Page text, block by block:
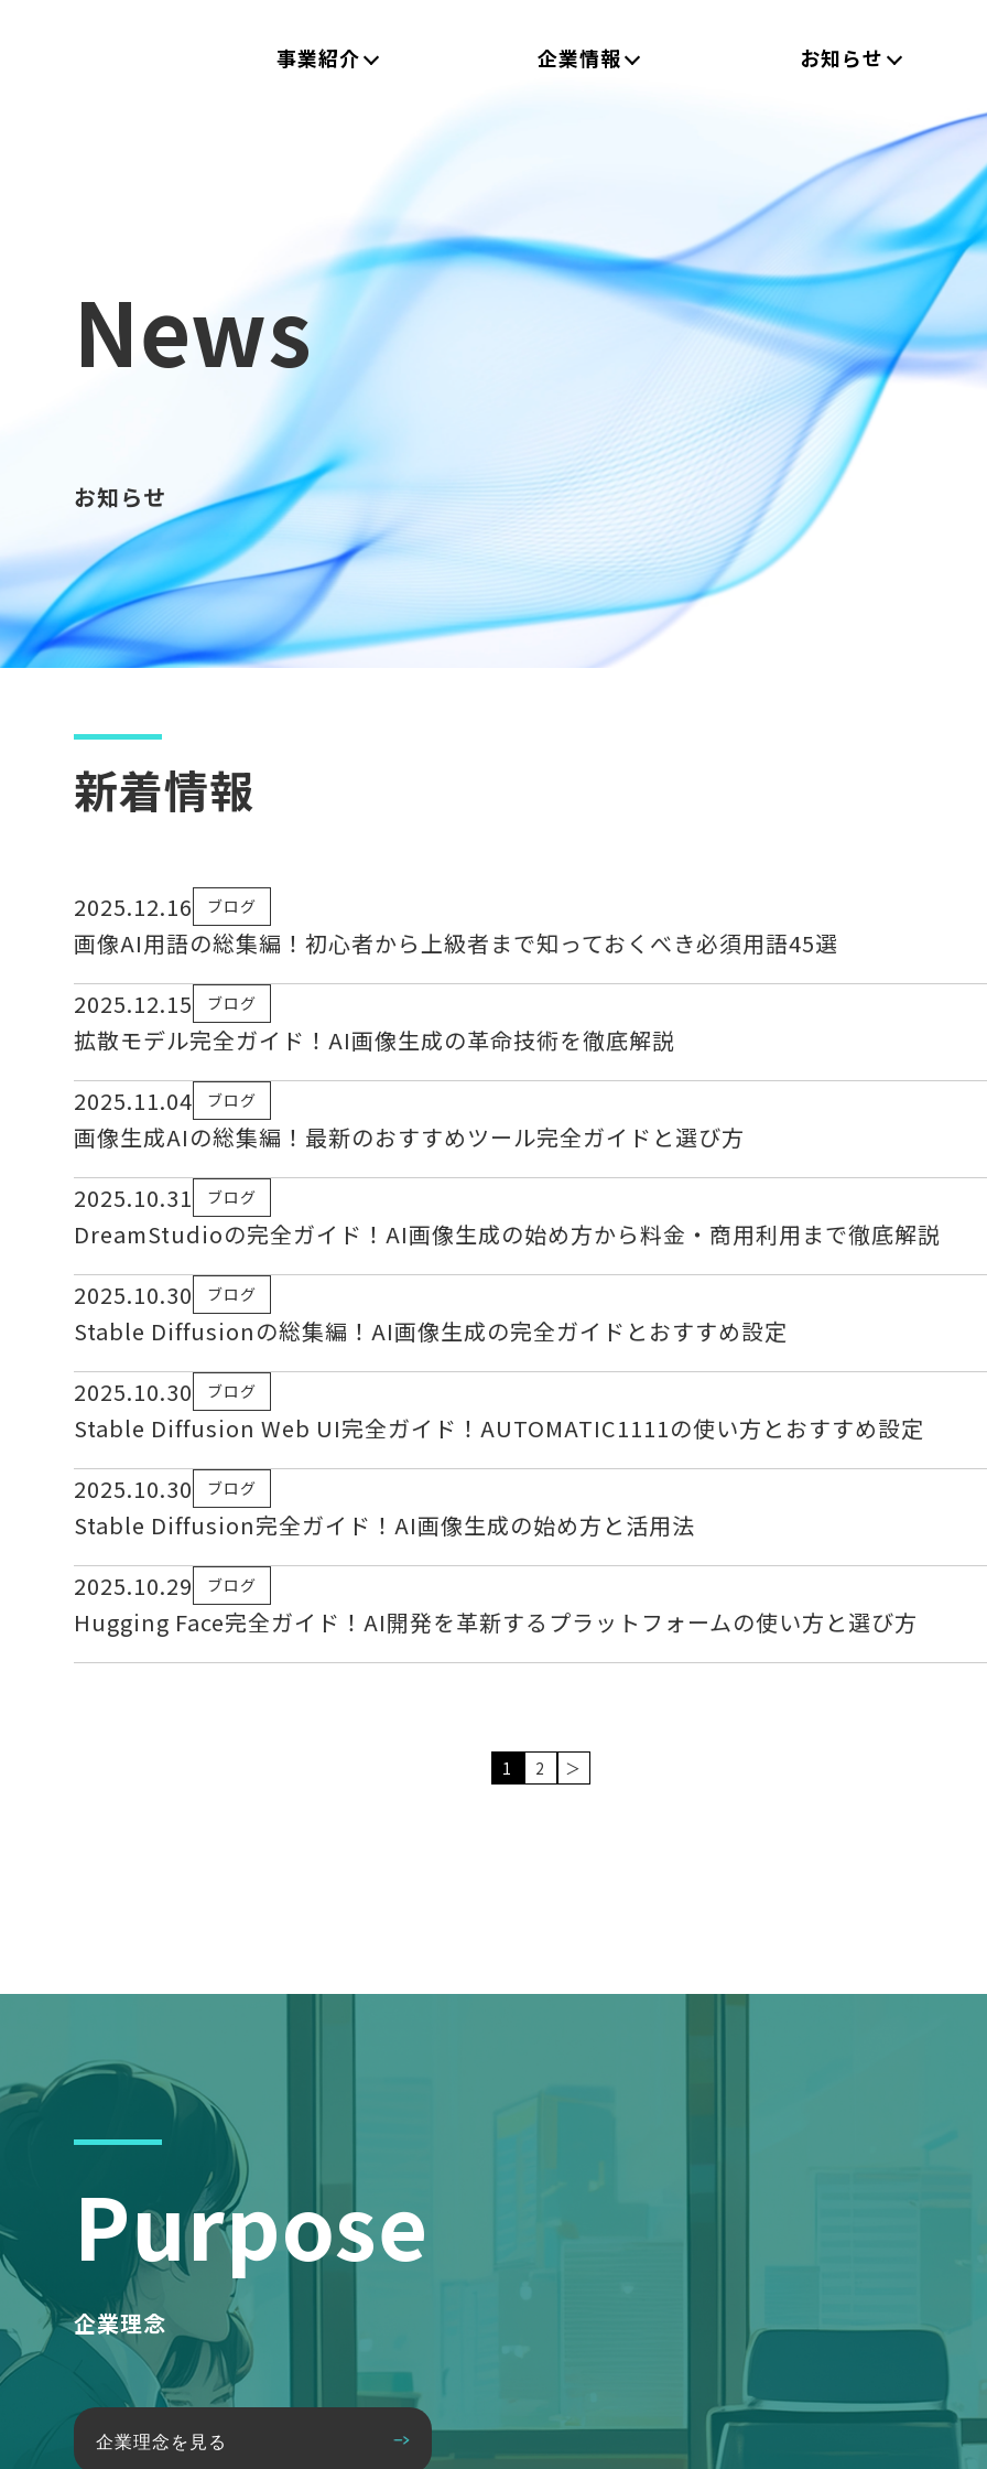
事業紹介 企業情報 お知らせ
News
お知らせ
新着情報
2025.12.16 ブログ
画像AI用語の総集編！初心者から上級者まで知っておくべき必須用語45選
2025.12.15
ブログ
拡散モデル完全ガイド！AI画像生成の革命技術を徹底解説
2025.11.04
ブログ
画像生成AIの総集編！最新のおすすめツール完全ガイドと選び方
2025.10.31
ブログ
DreamStudioの完全ガイド！AI画像生成の始め方から料金・商用利用まで徹底解説
2025.10.30
ブログ
Stable Diffusionの総集編！AI画像生成の完全ガイドとおすすめ設定
2025.10.30
ブログ
Stable Diffusion Web UI完全ガイド！AUTOMATIC1111の使い方とおすすめ設定
2025.10.30
ブログ
Stable Diffusion完全ガイド！AI画像生成の始め方と活用法
2025.10.29
ブログ
Hugging Face完全ガイド！AI開発を革新するプラットフォームの使い方と選び方
1 2 ＞
Purpose
企業理念
企業理念を見る